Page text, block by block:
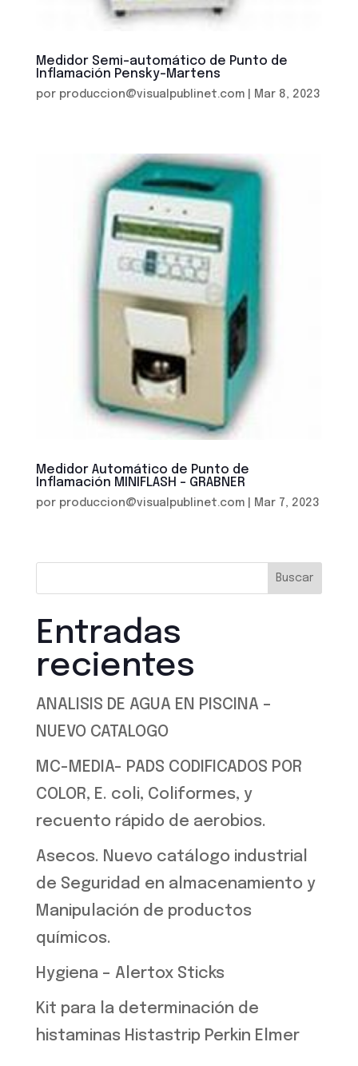
Medidor Semi-automático de Punto de
Inflamación Pensky-Martens
por produccion@visualpublinet.com| Mar 8, 2023
Medidor Automático de Punto de
Inflamación MINIFLASH – GRABNER
por produccion@visualpublinet.com| Mar 7, 2023
Buscar
Entradas
recientes
ANALISIS DE AGUA EN PISCINA –
NUEVO CATALOGO
MC-MEDIA- PADS CODIFICADOS POR
COLOR, E. coli, Coliformes, y
recuento rápido de aerobios.
Asecos. Nuevo catálogo industrial
de Seguridad en almacenamiento y
Manipulación de productos
químicos.
Hygiena – Alertox Sticks
Kit para la determinación de
histaminas Histastrip Perkin Elmer